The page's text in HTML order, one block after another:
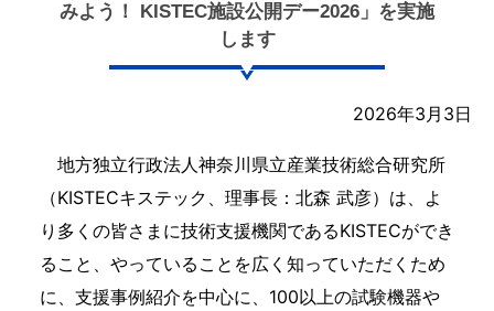
みよう！ KISTEC施設公開デー2026」を実施
します
2026年3月3日
地方独立行政法人神奈川県立産業技術総合研究所
（KISTECキステック、理事長：北森 武彦）は、よ
り多くの皆さまに技術支援機関であるKISTECができ
ること、やっていることを広く知っていただくため
に、支援事例紹介を中心に、100以上の試験機器や